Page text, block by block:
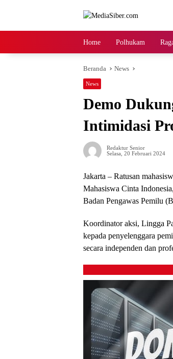
Home Polhukam
Beranda News
News
Demo
Intimidasi
Redaktur Senior
Selasa, 20 Februari 2024
Jakarta – Ratusan
Mahasiswa Cinta
Badan Pengawas Pemilu
Koordinator aksi, Lingga
kepada penyelenggara
secara independen dan